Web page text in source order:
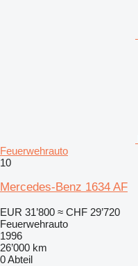
Feuerwehrauto
10
Mercedes-Benz 1634 AF
EUR 31’800 ≈ CHF 29’720
Feuerwehrauto
1996
26’000 km
0 Abteil